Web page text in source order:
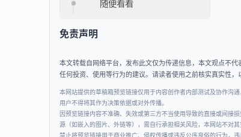
随便看看
免责声明
本文转载自网络平台，发布此文仅为传递信息，本文观点不
任何投资、使用等行为的建议。请读者使用之前核实真实性，
本网站提供的草稿箱预览链接仅用于内容创作者内部测试及协作沟
用户不得将其作为决策依据或对外传播。
因预览链接内容不准确、失效或第三方不当使用导致的直接或间接
源（如嵌入的图片、外链等），需自行承担相关风险，本网站不对其
禁止将预览链接用于商业推广、侵权传播或违反公序良俗的行为，